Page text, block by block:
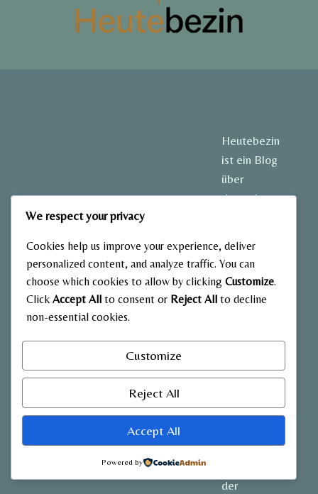
Heutebezin
ist ein Blog
über
deutsche
Karrieren,
Lifestyle
Sie
Geschichten
Einblicke in
der
We respect your privacy
Cookies help us improve your experience, deliver
personalized content, and analyze traffic. You can
choose which cookies to allow by clicking Customize.
Click Accept All to consent or Reject All to decline
non-essential cookies.
Customize
Reject All
Accept All
Powered by